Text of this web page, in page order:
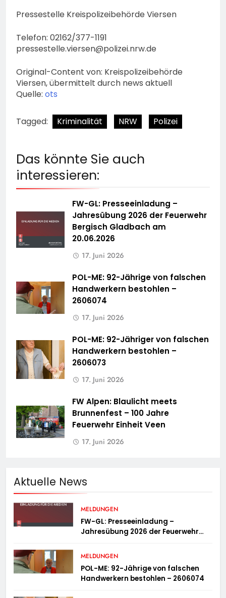
Pressestelle Kreispolizeibehörde Viersen
Telefon: 02162/377-1191
pressestelle.viersen@polizei.nrw.de
Original-Content von: Kreispolizeibehörde
Viersen, übermittelt durch news aktuell
Quelle: ots
Tagged: Kriminalität NRW Polizei
Das könnte Sie auch
interessieren:
FW-GL: Presseeinladung –
Jahresübung 2026 der Feuerwehr
Bergisch Gladbach am
20.06.2026
17. Juni 2026
POL-ME: 92-Jährige von falschen
Handwerkern bestohlen –
2606074
17. Juni 2026
POL-ME: 92-Jähriger von falschen
Handwerkern bestohlen –
2606073
17. Juni 2026
FW Alpen: Blaulicht meets
Brunnenfest – 100 Jahre
Feuerwehr Einheit Veen
17. Juni 2026
Aktuelle News
MELDUNGEN
FW-GL: Presseeinladung –
Jahresübung 2026 der Feuerwehr
MELDUNGEN
POL-ME: 92-Jährige von falschen
Handwerkern bestohlen – 2606074